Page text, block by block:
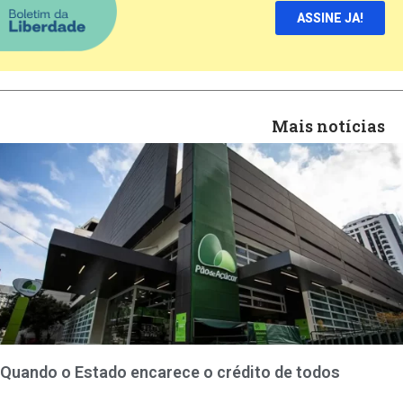
ASSINE JA!
Mais notícias
Quando o Estado encarece o crédito de todos